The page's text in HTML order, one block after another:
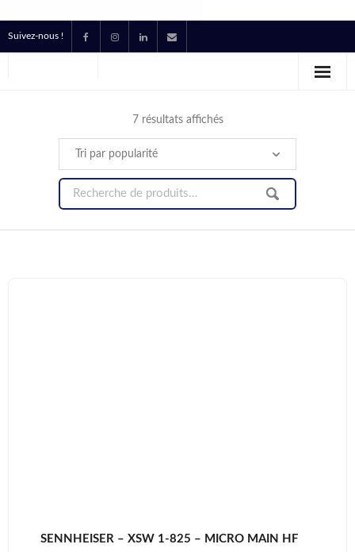
Suivez-nous !
Production
7 résultats affichés
SENNHEISER – XSW 1-825 – MICRO MAIN HF